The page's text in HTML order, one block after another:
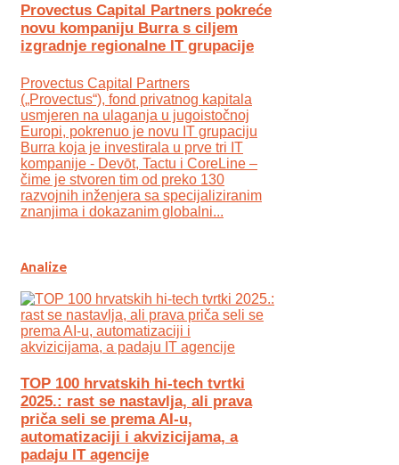
Provectus Capital Partners pokreće
novu kompaniju Burra s ciljem
izgradnje regionalne IT grupacije
Provectus Capital Partners
(„Provectus“), fond privatnog kapitala
usmjeren na ulaganja u jugoistočnoj
Europi, pokrenuo je novu IT grupaciju
Burra koja je investirala u prve tri IT
kompanije - Devōt, Tactu i CoreLine –
čime je stvoren tim od preko 130
razvojnih inženjera sa specijaliziranim
znanjima i dokazanim globalni...
Analize
TOP 100 hrvatskih hi-tech tvrtki
2025.: rast se nastavlja, ali prava
priča seli se prema AI-u,
automatizaciji i akvizicijama, a
padaju IT agencije